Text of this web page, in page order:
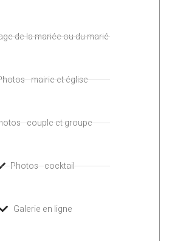
de la mariée ou du marié
- mairie et église
- couple et groupe
Photos - cocktail
Galerie en ligne